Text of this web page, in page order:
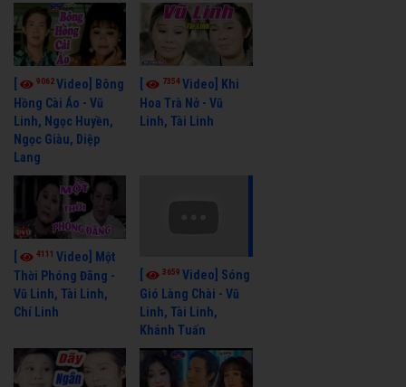
9062Video] Bông
Hồng Cài Áo - Vũ
Linh, Ngọc Huyền,
Ngọc Giàu, Diệp
Lang
7354Video] Khi
Hoa Trà Nở - Vũ
Linh, Tài Linh
4111 Video] Một
Thời Phóng Đãng -
Vũ Linh, Tài Linh,
Chí Linh
3659Video] Sóng
Gió Làng Chài - Vũ
Linh, Tài Linh,
Khánh Tuấn